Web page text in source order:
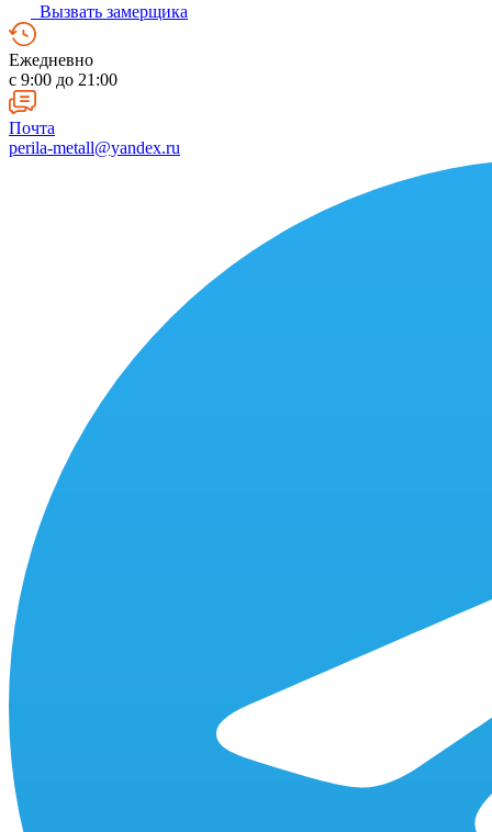
Вызвать замерщика
Ежедневно
c 9:00 до 21:00
Почта
perila-metall@yandex.ru